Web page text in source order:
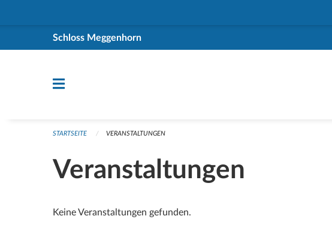
Schloss Meggenhorn
STARTSEITE VERANSTALTUNGEN
Veranstaltungen
Keine Veranstaltungen gefunden.